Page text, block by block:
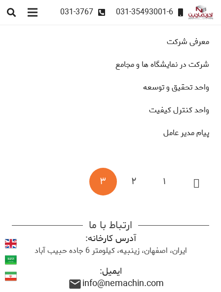
031-35493001-6
031-3767
معرفی شرکت
شرکت در نمایشگاه ها و مجامع
واحد تحقیق و توسعه
واحد کنترل کیفیت
پیام مدیر عامل
صفحه‌بندی
نوشته‌ها
۱ ۲ ۳
ارتباط با ما
آدرس کارخانه:
ایران، اصفهان، زینبیه، کیلومتر 6 جاده حبیب آباد
ایمیل:
info@nemachin.com
mail